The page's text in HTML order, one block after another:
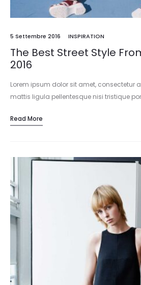
5 Settembre 2016 INSPIRATION
The Best Street Style
2016
Lorem ipsum dolor sit amet, consectetur
mattis ligula pellentesque nisi tristique
Read More